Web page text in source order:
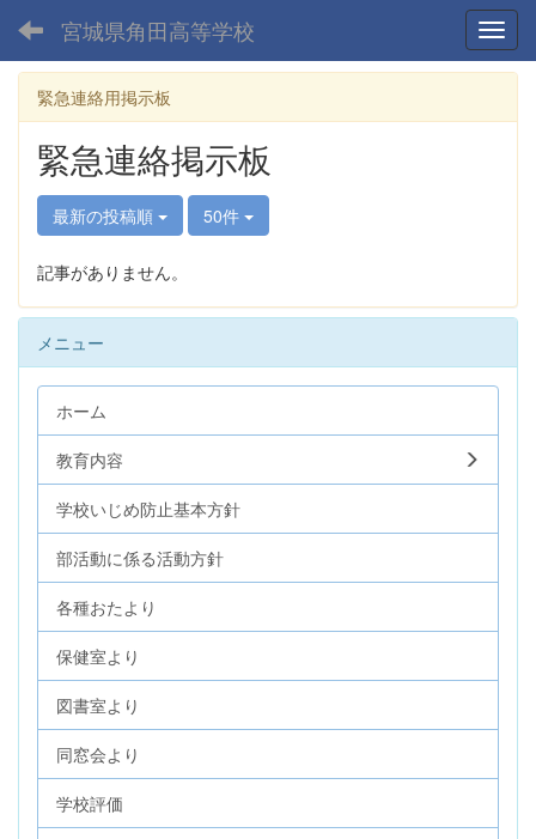
宮城県角田高等学校
緊急連絡用掲示板
緊急連絡掲示板
最新の投稿順 50件
記事がありません。
メニュー
ホーム
教育内容
学校いじめ防止基本方針
部活動に係る活動方針
各種おたより
保健室より
図書室より
同窓会より
学校評価